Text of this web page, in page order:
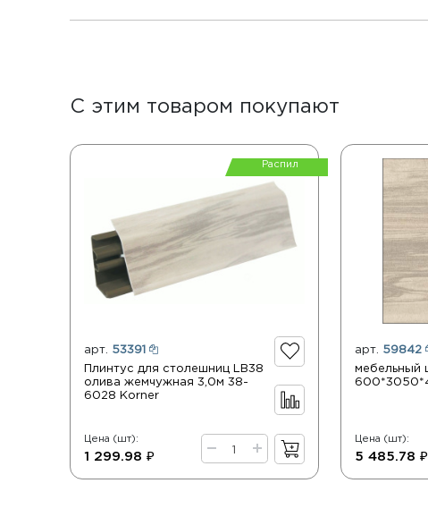
С этим товаром покупают
Распил
арт. 53391
Плинтус для столешниц LB38
олива жемчужная 3,0м 38-
6028 Korner
Цена (шт):
1 299.98 ₽
арт. 59842
Цена (шт):
5 485.78 ₽